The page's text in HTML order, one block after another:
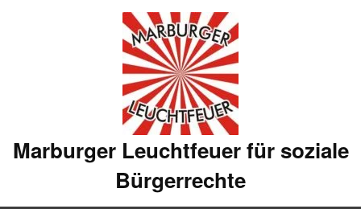
Marburger Leuchtfeuer für soziale
Bürgerrechte